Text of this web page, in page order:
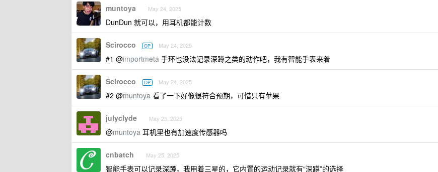
muntoya May 24, 2025
DunDun 就可以，用耳机都能计数
Scirocco OP May 24, 2025
#1 @importmeta 手环也没法记录深蹲之类的动作吧，我有智能手表来着
Scirocco OP May 24, 2025
#2 @muntoya 看了一下好像很符合预期，可惜只有苹果
julyclyde May 25, 2025
@muntoya 耳机里也有加速度传感器吗
cnbatch May 25, 2025
智能手表可以记录深蹲，我用着三星的，它内置的运动记录就有“深蹲”的选择